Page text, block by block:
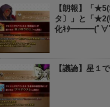
【朗報】「
タ〕」と「
化ｷﾀ━━━(ﾟ
【議論】星１